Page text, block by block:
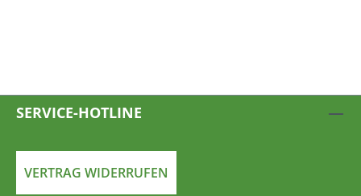
SERVICE-HOTLINE
VERTRAG WIDERRUFEN